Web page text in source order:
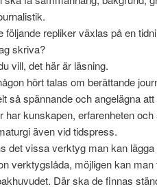
föl­jande rep­liker växlas på en
skriva?
vill, det här är läs­ning.
hört talas om berät­tande
så spän­nande och angelägna
har kun­skapen, erfaren­heten
även vid tid­spress.
det vissa verk­tyg man kan
verk­tygslåda, möjli­gen kan
Där ska de finnas